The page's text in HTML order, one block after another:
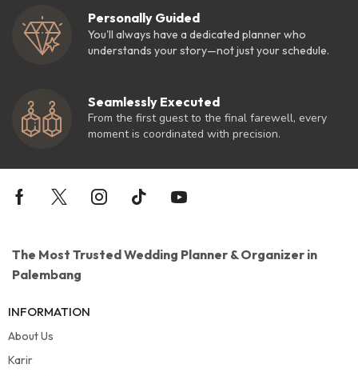
Personally Guided
You'll always have a dedicated planner who
understands your story—not just your schedule.
Seamlessly Executed
From the first guest to the final farewell, every
moment is coordinated with precision.
The Most Trusted Wedding Planner & Organizer in
Palembang
INFORMATION
About Us
Karir